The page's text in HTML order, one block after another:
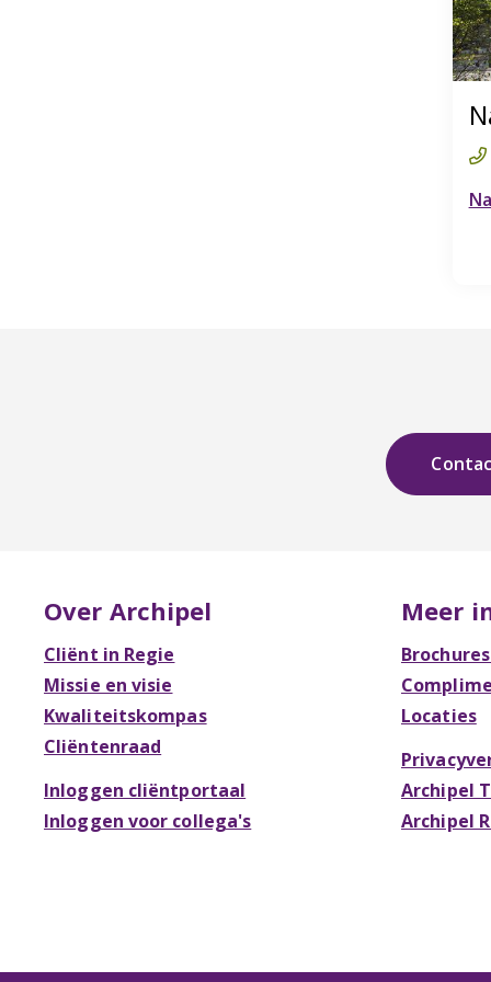
Over Archipel
Cliënt in Regie
Missie en visie
Kwaliteitskompas
Cliëntenraad
Inloggen cliëntportaal
Inloggen voor collega's
Meer
Locaties
Archipel
Archipel